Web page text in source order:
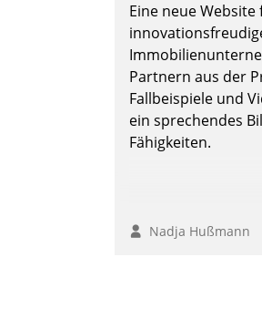
Eine neue
Partnern aus der
Fallbeispiele und
ein sprechendes
Fähigkeiten.
Nadja Hußmann